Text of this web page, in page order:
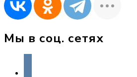
Мы в соц. сетях